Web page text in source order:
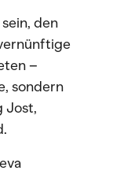
den
–
sondern
Jost,